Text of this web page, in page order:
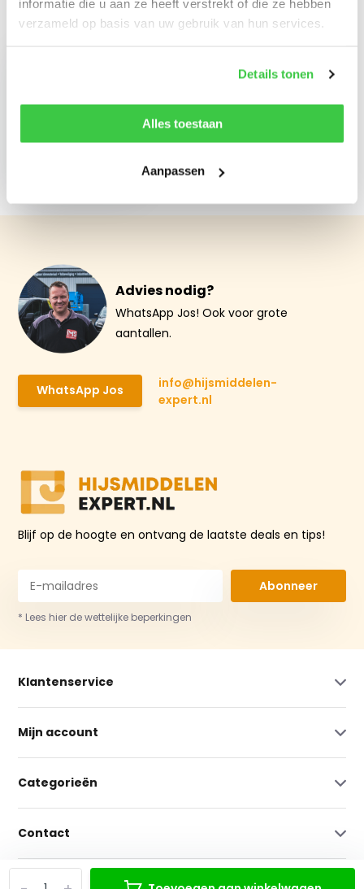
informatie die u aan ze heeft verstrekt of die ze hebben
verzameld op basis van uw gebruik van hun services.
Details tonen
Alles toestaan
Aanpassen
Recent bekeken
Advies nodig?
WhatsApp Jos! Ook voor grote
aantallen.
WhatsApp Jos
info@hijsmiddelen-
expert.nl
Blijf op de hoogte en ontvang de laatste deals en tips!
Abonneer
* Lees hier de wettelijke beperkingen
Klantenservice
Mijn account
Categorieën
Contact